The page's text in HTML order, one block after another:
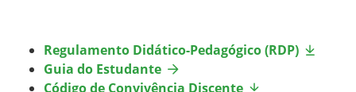
Registro Acadêmico
Regulamento Didático-Pedagógico (RDP)
Guia do Estudante
Código de Convivência Discente